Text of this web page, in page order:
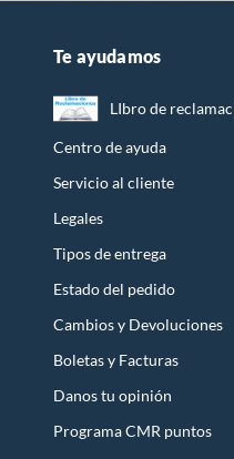
Te ayudamos
LIbro de
Centro de ayuda
Servicio al cliente
Legales
Tipos de entrega
Estado del pedido
Cambios y Devoluciones
Boletas y Facturas
Danos tu opinión
Programa CMR puntos